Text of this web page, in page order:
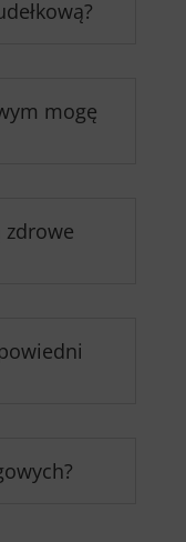
mogę
zdrowe